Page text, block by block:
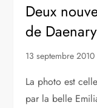
Deux
de
13 septembre 2010
La photo est
par la belle